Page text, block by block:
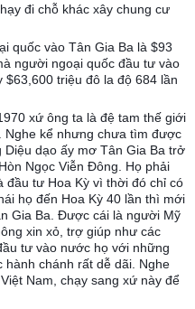
đi chỗ khác xây chung cư
quốc vào Tân Gia Ba là $93
người ngoại quốc đầu tư vào
triệu đô la độ 684 lần
xứ ông ta là đệ tam thế giới
Nghe kể nhưng chưa tìm được
dạo ấy mơ Tân Gia Ba trở
Ngọc Viễn Đông. Họ phải
đầu tư Hoa Kỳ vì thời đó chỉ có
họ đến Hoa Kỳ 40 lần thì mới
Gia Ba. Được cái là người Mỹ
xin xỏ, trợ giúp như các
tư vào nước họ với những
hành chánh rất dễ dãi. Nghe
Nam, chạy sang xứ này để